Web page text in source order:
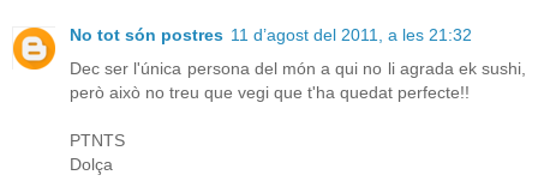
No tot són postres 11 d’agost del 2011, a les 21:32
Dec ser l'única persona del món a qui no li agrada ek sushi,
però això no treu que vegi que t'ha quedat perfecte!!
PTNTS
Dolça